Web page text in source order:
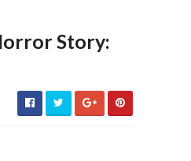
Story: